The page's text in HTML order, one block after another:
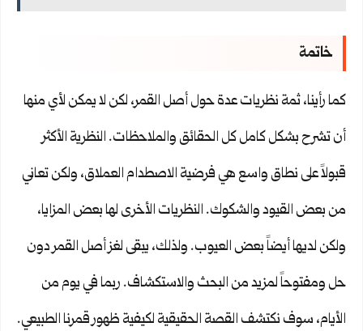
خاتمة
كما رأينا، ثمة نظريات عدة حول أصل القمر، لكن لا يمكن لأي منها
أن تشرح بشكل كامل كل الحقائق والملاحظات. النظرية الأكثر
قبولاً على نطاق واسع هي فرضية الاصطدام العملاق، ولكن تعاني
من بعض القيود والشكوك. النظريات الأخرى لها بعض المزايا،
ولكن لديها أيضاً بعض العيوب. ولذلك، يبقى لغز أصل القمر دون
حل ومفتوحاً لمزيد من البحث والاستكشاف. ربما في يوم من
الأيام، سوف نكتشف القصة الحقيقية لكيفية ظهور قمرنا الطبيعي.